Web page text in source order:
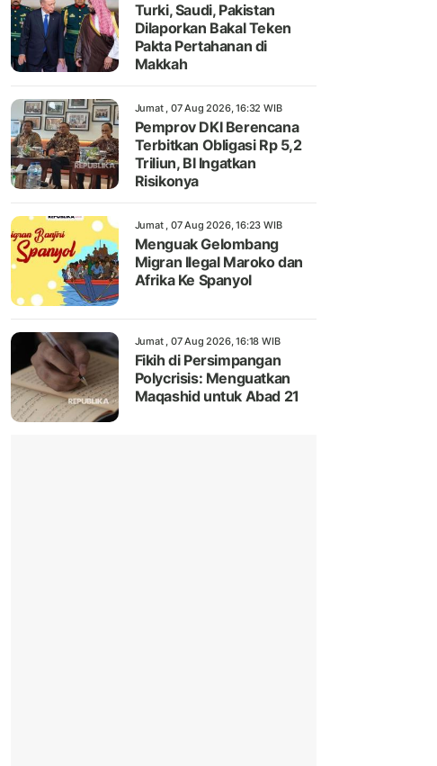
Turki, Saudi, Pakistan
Dilaporkan Bakal Teken
Pakta Pertahanan di
Makkah
Jumat , 07 Aug 2026, 16:32 WIB
Pemprov DKI Berencana
Terbitkan Obligasi Rp 5,2
Triliun, BI Ingatkan
Risikonya
Jumat , 07 Aug 2026, 16:23 WIB
Menguak Gelombang
Migran Ilegal Maroko dan
Afrika Ke Spanyol
Jumat , 07 Aug 2026, 16:18 WIB
Fikih di Persimpangan
Polycrisis: Menguatkan
Maqashid untuk Abad 21